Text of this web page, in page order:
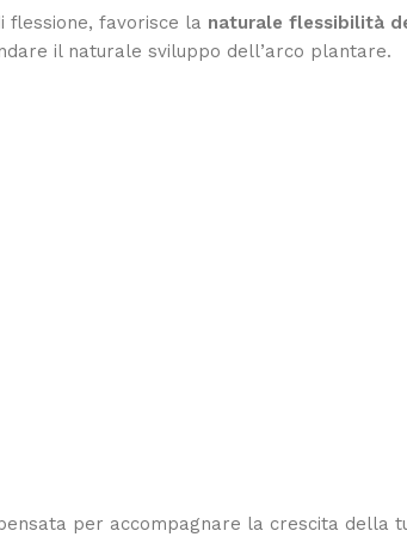
flessione, favorisce la naturale flessibilità
il naturale sviluppo dell’arco plantare.
per accompagnare la crescita della